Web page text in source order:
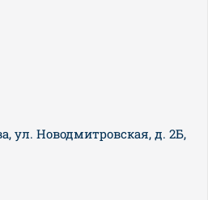
ул. Новодмитровская, д. 2Б,